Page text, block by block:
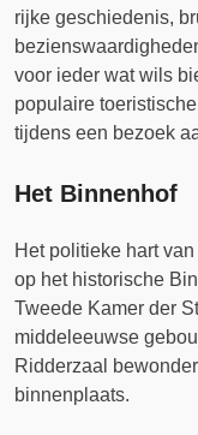
rijke geschiedenis,
voor ieder wat wils
populaire
tijdens een bezoek
Het Binnenhof
Het politieke hart
op het historische
Tweede Kamer der
middeleeuwse
Ridderzaal
binnenplaats.